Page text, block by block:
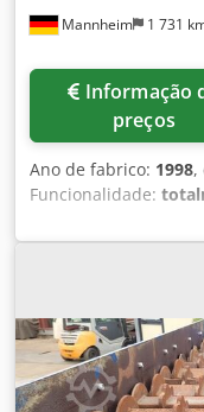
Altura de
Peso 1240 kg
Mannheim 1 731
preços
Ano de fabrico: 1998,
Funcionalidade:
correia
correia:
kW (motor com
1500 mm, altura:
distância ideal de
mm), peso sem a
Cedpfxjzma Ews Aa